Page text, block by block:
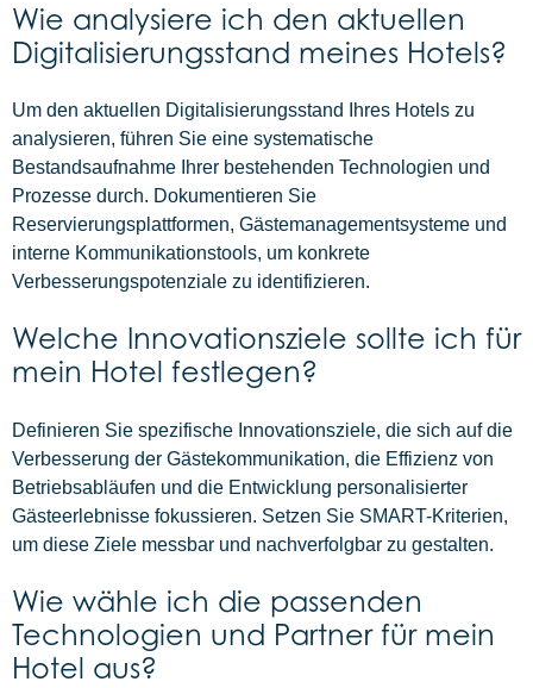
Wie analysiere ich den aktuellen
Digitalisierungsstand meines Hotels?
Um den aktuellen Digitalisierungsstand Ihres Hotels zu
analysieren, führen Sie eine systematische
Bestandsaufnahme Ihrer bestehenden Technologien und
Prozesse durch. Dokumentieren Sie
Reservierungsplattformen, Gästemanagementsysteme und
interne Kommunikationstools, um konkrete
Verbesserungspotenziale zu identifizieren.
Welche Innovationsziele sollte ich für
mein Hotel festlegen?
Definieren Sie spezifische Innovationsziele, die sich auf die
Verbesserung der Gästekommunikation, die Effizienz von
Betriebsabläufen und die Entwicklung personalisierter
Gästeerlebnisse fokussieren. Setzen Sie SMART-Kriterien,
um diese Ziele messbar und nachverfolgbar zu gestalten.
Wie wähle ich die passenden
Technologien und Partner für mein
Hotel aus?